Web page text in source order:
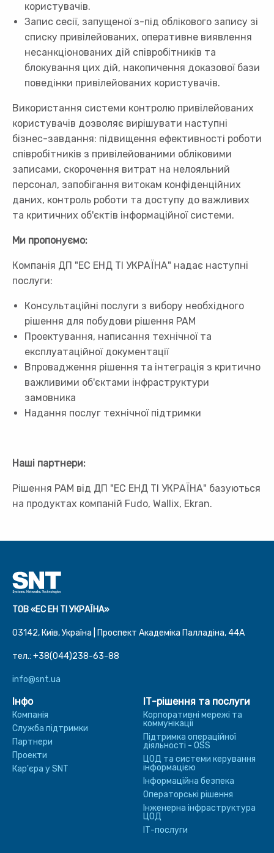
користувачів.
Запис сесії, запущеної з-під облікового запису зі
списку привілейованих, оперативне виявлення
несанкціонованих дій співробітників та
блокування цих дій, накопичення доказової бази
поведінки привілейованих користувачів.
Використання системи контролю привілейованих
користувачів дозволяє вирішувати наступні
бізнес-завдання: підвищення ефективності роботи
співробітників з привілейованими обліковими
записами, скорочення витрат на нелояльний
персонал, запобігання витокам конфіденційних
даних, контроль роботи та доступу до важливих
та критичних об'єктів інформаційної системи.
Ми пропонуємо:
Компанія ДП "ЕС ЕНД ТІ УКРАЇНА" надає наступні
послуги:
Консультаційні послуги з вибору необхідного
рішення для побудови рішення PAM
Проектування, написання технічної та
експлуатаційної документації
Впровадження рішення та інтеграція з критично
важливими об'єктами інфраструктури
замовника
Надання послуг технічної підтримки
Наші партнери:
Рішення PAM від ДП "ЕС ЕНД ТІ УКРАЇНА" базуються
на продуктах компаній Fudo, Wallix, Ekran.
ТОВ «ЕС ЕН ТІ УКРАЇНА»
03142, Київ, Україна | Проспект Академіка Палладіна, 44A
тел.: +38(044)238-63-88
info@snt.ua
Інфо
Компанія
Служба підтримки
Партнери
Проекти
Кар'єра у SNT
ІТ-рішення та послуги
Корпоративні мережі та
коммунікації
Підтримка операційної
діяльності - OSS
ЦОД та системи керування
інформацією
Інформаційна безпека
Операторські рішення
Інженерна інфраструктура
ЦОД
ІТ-послуги